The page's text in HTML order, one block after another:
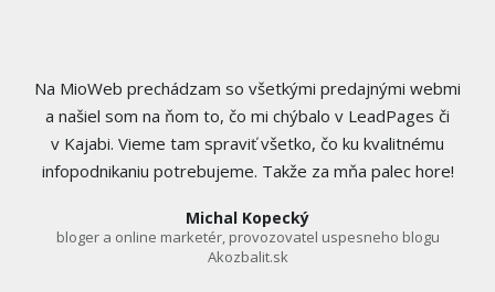
Na MioWeb prechádzam so všetkými predajnými webmi
a našiel som na ňom to, čo mi chýbalo v LeadPages či
v Kajabi. Vieme tam spraviť všetko, čo ku kvalitnému
infopodnikaniu potrebujeme. Takže za mňa palec hore!
Michal Kopecký
bloger a online marketér, provozovatel uspesneho blogu
Akozbalit.sk